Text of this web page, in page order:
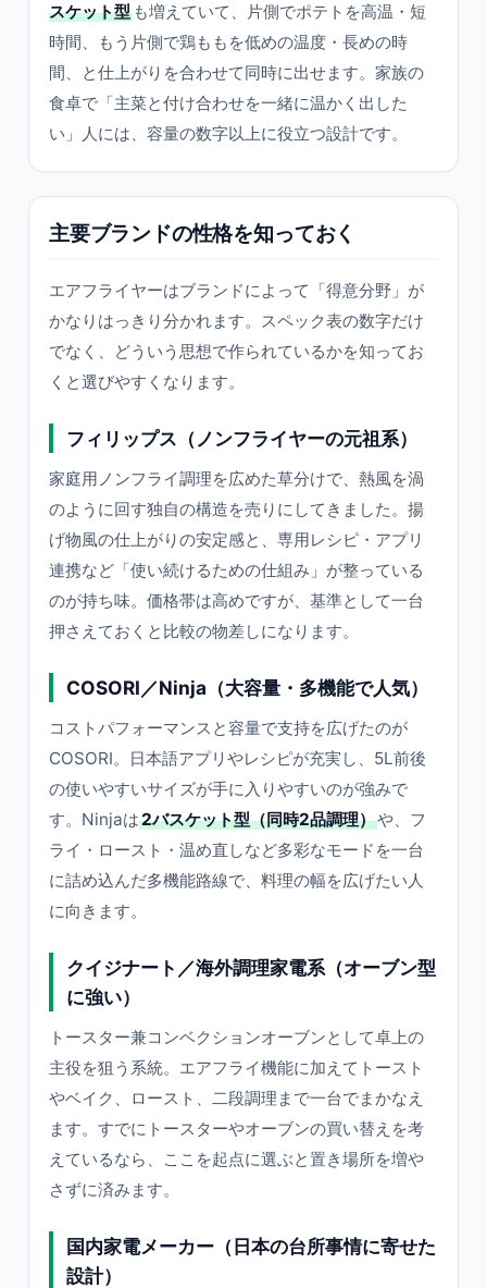
スケット型 も増えていて、片側でポテトを高温・短
時間、もう片側で鶏ももを低めの温度・長めの時
間、と仕上がりを合わせて同時に出せます。家族の
食卓で「主菜と付け合わせを一緒に温かく出した
い」人には、容量の数字以上に役立つ設計です。
主要ブランドの性格を知っておく
エアフライヤーはブランドによって「得意分野」が
かなりはっきり分かれます。スペック表の数字だけ
でなく、どういう思想で作られているかを知ってお
くと選びやすくなります。
フィリップス（ノンフライヤーの元祖系）
家庭用ノンフライ調理を広めた草分けで、熱風を渦
のように回す独自の構造を売りにしてきました。揚
げ物風の仕上がりの安定感と、専用レシピ・アプリ
連携など「使い続けるための仕組み」が整っている
のが持ち味。価格帯は高めですが、基準として一台
押さえておくと比較の物差しになります。
COSORI／Ninja（大容量・多機能で人気）
コストパフォーマンスと容量で支持を広げたのが
COSORI。日本語アプリやレシピが充実し、5L前後
の使いやすいサイズが手に入りやすいのが強みで
す。Ninjaは2バスケット型（同時2品調理）や、フ
ライ・ロースト・温め直しなど多彩なモードを一台
に詰め込んだ多機能路線で、料理の幅を広げたい人
に向きます。
クイジナート／海外調理家電系（オーブン型
に強い）
トースター兼コンベクションオーブンとして卓上の
主役を狙う系統。エアフライ機能に加えてトースト
やベイク、ロースト、二段調理まで一台でまかなえ
ます。すでにトースターやオーブンの買い替えを考
えているなら、ここを起点に選ぶと置き場所を増や
さずに済みます。
国内家電メーカー（日本の台所事情に寄せた
設計）